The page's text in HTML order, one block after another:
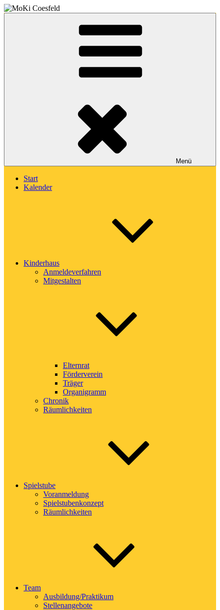
Zum
Inhalt
Montessori-Kinderhaus Coesfeld
Menü
Start
Kalender
Kinderhaus
Anmeldeverfahren
Mitgestalten
Elternrat
Förderverein
Träger
Organigramm
Chronik
Räumlichkeiten
Spielstube
Voranmeldung
Spielstubenkonzept
Räumlichkeiten
Team
Ausbildung/Praktikum
Stellenangebote